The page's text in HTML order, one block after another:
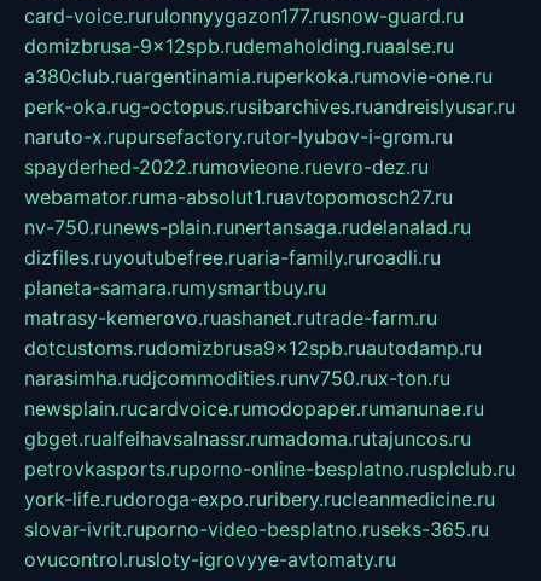
card-voice.rurulonnyygazon177.rusnow-guard.ru
domizbrusa-9x12spb.rudemaholding.ruaalse.ru
a380club.ruargentinamia.ruperkoka.rumovie-one.ru
perk-oka.rug-octopus.rusibarchives.ruandreislyusar.ru
naruto-x.rupursefactory.rutor-lyubov-i-grom.ru
spayderhed-2022.rumovieone.ruevro-dez.ru
webamator.ruma-absolut1.ruavtopomosch27.ru
nv-750.runews-plain.runertansaga.rudelanalad.ru
dizfiles.ruyoutubefree.ruaria-family.ruroadli.ru
planeta-samara.rumysmartbuy.ru
matrasy-kemerovo.ruashanet.rutrade-farm.ru
dotcustoms.rudomizbrusa9x12spb.ruautodamp.ru
narasimha.rudjcommodities.runv750.rux-ton.ru
newsplain.rucardvoice.rumodopaper.rumanunae.ru
gbget.rualfeihavsalnassr.rumadoma.rutajuncos.ru
petrovkasports.ruporno-online-besplatno.rusplclub.ru
york-life.rudoroga-expo.ruribery.rucleanmedicine.ru
slovar-ivrit.ruporno-video-besplatno.ruseks-365.ru
ovucontrol.rusloty-igrovyye-avtomaty.ru